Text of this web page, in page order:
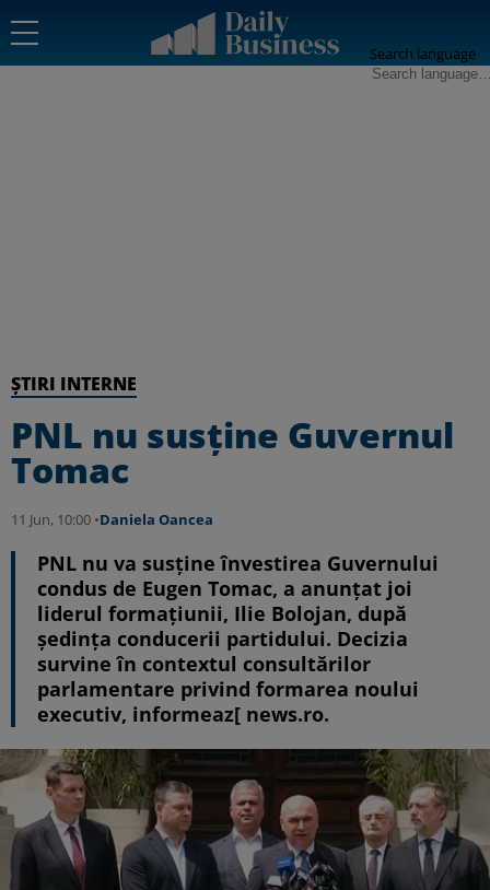
Search language
ȘTIRI INTERNE
PNL nu susţine Guvernul
Tomac
11 Jun, 10:00 •Daniela Oancea
PNL nu va susţine învestirea Guvernului
condus de Eugen Tomac, a anunţat joi
liderul formaţiunii, Ilie Bolojan, după
şedinţa conducerii partidului. Decizia
survine în contextul consultărilor
parlamentare privind formarea noului
executiv, informeaz[ news.ro.